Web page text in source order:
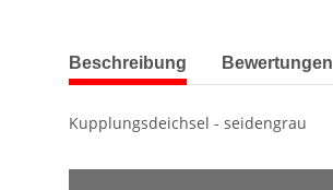
weitere Registerkarten anzeigen
Beschreibung Bewertungen
Kupplungsdeichsel - seidengrau